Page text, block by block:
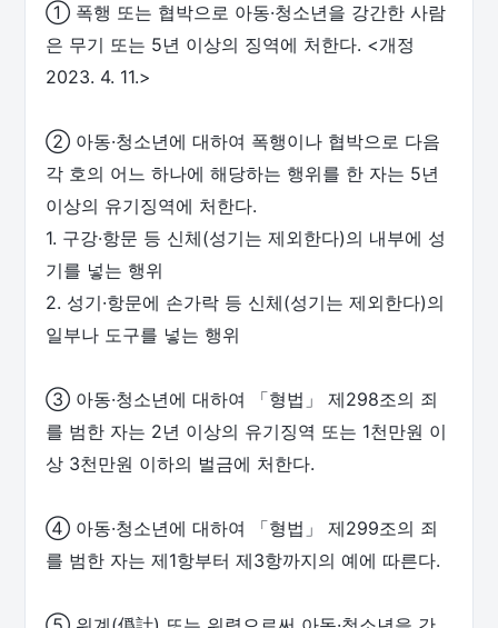
① 폭행 또는 협박으로 아동·청소년을 강간한 사람
은 무기 또는 5년 이상의 징역에 처한다. <개정
2023. 4. 11.>
② 아동·청소년에 대하여 폭행이나 협박으로 다음
각 호의 어느 하나에 해당하는 행위를 한 자는 5년
이상의 유기징역에 처한다.
1. 구강·항문 등 신체(성기는 제외한다)의 내부에 성
기를 넣는 행위
2. 성기·항문에 손가락 등 신체(성기는 제외한다)의
일부나 도구를 넣는 행위
③ 아동·청소년에 대하여 「형법」 제298조의 죄
를 범한 자는 2년 이상의 유기징역 또는 1천만원 이
상 3천만원 이하의 벌금에 처한다.
④ 아동·청소년에 대하여 「형법」 제299조의 죄
를 범한 자는 제1항부터 제3항까지의 예에 따른다.